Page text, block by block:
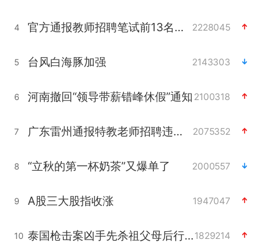
4 官方通报教师招聘笔试前13名被淘汰 2228045
5 台风白海豚加强 2143303
6 河南撤回“领导带薪错峰休假”通知 2100318
7 广东雷州通报特教老师招聘违规事件 2075352
8 “立秋的第一杯奶茶”又爆单了 2000557
9 A股三大股指收涨 1947047
10 泰国枪击案凶手先杀祖父母后行凶1829214